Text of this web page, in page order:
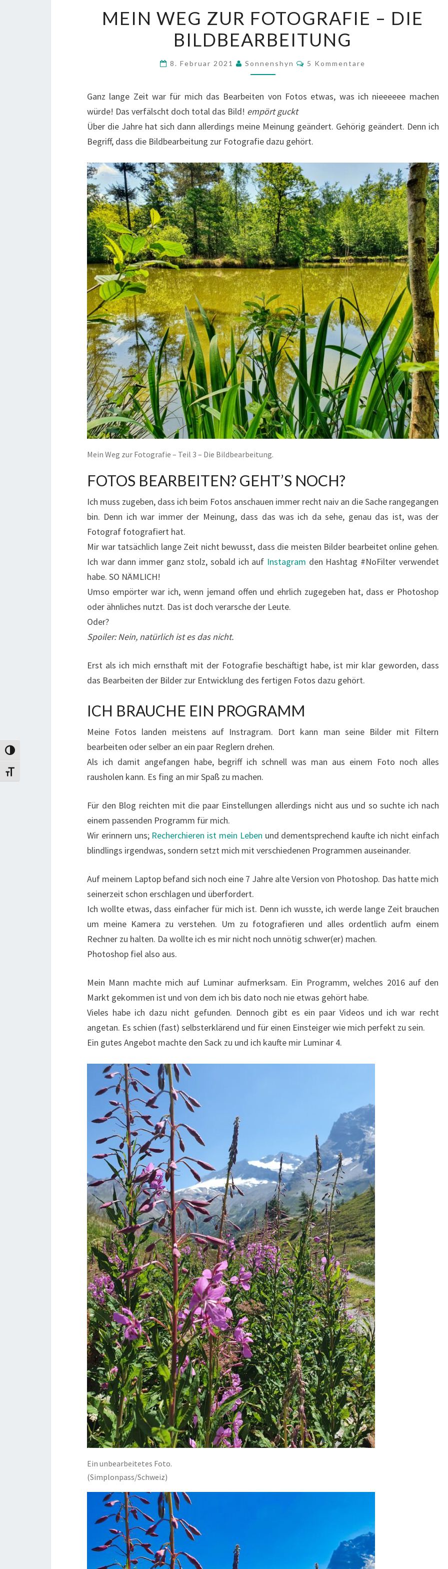
Umschalten auf hohe Kontraste
Schrift vergrößern
WEG
ZUR
FOTOGRAFIE
–
BILDBEARBEITUNG
MEIN WEG ZUR FOTOGRAFIE – DIE
BILDBEARBEITUNG
8. Februar 2021 Sonnenshyn Kommentare
5 Kommentare
Ganz lange Zeit war für mich das Bearbeiten von Fotos etwas, was ich nieeeeee machen
würde! Das verfälscht doch total das Bild! empört guckt
Über die Jahre hat sich dann allerdings meine Meinung geändert. Gehörig geändert. Denn ich
Begriff, dass die Bildbearbeitung zur Fotografie dazu gehört.
Mein Weg zur Fotografie – Teil 3 – Die Bildbearbeitung.
FOTOS BEARBEITEN? GEHT’S NOCH?
Ich muss zugeben, dass ich beim Fotos anschauen immer recht naiv an die Sache rangegangen
bin. Denn ich war immer der Meinung, dass das was ich da sehe, genau das ist, was der
Fotograf fotografiert hat.
Mir war tatsächlich lange Zeit nicht bewusst, dass die meisten Bilder bearbeitet online gehen.
Ich war dann immer ganz stolz, sobald ich auf Instagram den Hashtag #NoFilter verwendet
habe. SO NÄMLICH!
Umso empörter war ich, wenn jemand offen und ehrlich zugegeben hat, dass er Photoshop
oder ähnliches nutzt. Das ist doch verarsche der Leute.
Oder?
Spoiler: Nein, natürlich ist es das nicht.
Erst als ich mich ernsthaft mit der Fotografie beschäftigt habe, ist mir klar geworden, dass
das Bearbeiten der Bilder zur Entwicklung des fertigen Fotos dazu gehört.
ICH BRAUCHE EIN PROGRAMM
Meine Fotos landen meistens auf Instragram. Dort kann man seine Bilder mit Filtern
bearbeiten oder selber an ein paar Reglern drehen.
Als ich damit angefangen habe, begriff ich schnell was man aus einem Foto noch alles
rausholen kann. Es fing an mir Spaß zu machen.
Für den Blog reichten mit die paar Einstellungen allerdings nicht aus und so suchte ich nach
einem passenden Programm für mich.
Wir erinnern uns; Recherchieren ist mein Leben und dementsprechend kaufte ich nicht einfach
blindlings irgendwas, sondern setzt mich mit verschiedenen Programmen auseinander.
Auf meinem Laptop befand sich noch eine 7 Jahre alte Version von Photoshop. Das hatte mich
seinerzeit schon erschlagen und überfordert.
Ich wollte etwas, dass einfacher für mich ist. Denn ich wusste, ich werde lange Zeit brauchen
um meine Kamera zu verstehen. Um zu fotografieren und alles ordentlich aufm einem
Rechner zu halten. Da wollte ich es mir nicht noch unnötig schwer(er) machen.
Photoshop fiel also aus.
Mein Mann machte mich auf Luminar aufmerksam. Ein Programm, welches 2016 auf den
Markt gekommen ist und von dem ich bis dato noch nie etwas gehört habe.
Vieles habe ich dazu nicht gefunden. Dennoch gibt es ein paar Videos und ich war recht
angetan. Es schien (fast) selbsterklärend und für einen Einsteiger wie mich perfekt zu sein.
Ein gutes Angebot machte den Sack zu und ich kaufte mir Luminar 4.
Ein unbearbeitetes Foto.
(Simplonpass/Schweiz)